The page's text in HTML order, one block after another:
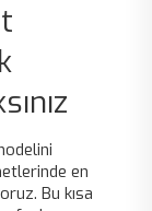
en
Bu kısa